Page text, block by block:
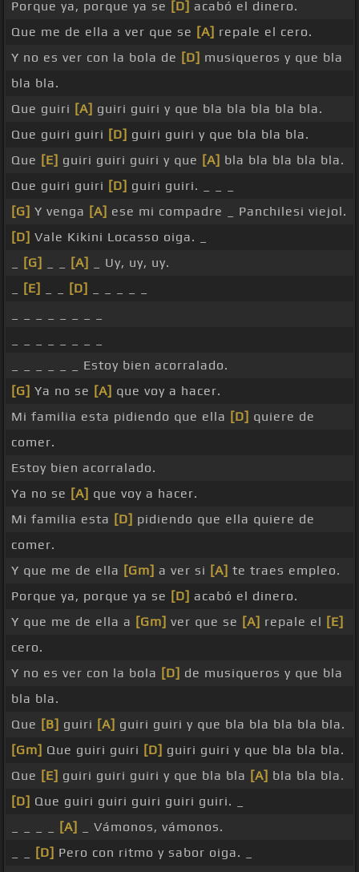
Porque ya, porque ya se [D] acabó el dinero.
Que me de ella a ver que se [A] repale el cero.
Y no es ver con la bola de [D] musiqueros y que bla
bla bla.
Que guiri [A] guiri guiri y que bla bla bla bla bla.
Que guiri guiri [D] guiri guiri y que bla bla bla.
Que [E] guiri guiri guiri y que [A] bla bla bla bla bla.
Que guiri guiri [D] guiri guiri. _ _ _
[G] Y venga [A] ese mi compadre _ Panchilesi viejol.
[D] Vale Kikini Locasso oiga. _
[G] [A]
_ Uy, uy, uy.
[E] [D]
_ _ _ _ _ _ Estoy bien acorralado.
[G] Ya no se [A] que voy a hacer.
Mi familia esta pidiendo que ella [D] quiere de
comer.
Estoy bien acorralado.
Ya no se [A] que voy a hacer.
Mi familia esta [D] pidiendo que ella quiere de
comer.
Y que me de ella [Gm] a ver si [A] te traes empleo.
Porque ya, porque ya se [D] acabó el dinero.
Y que me de ella a [Gm] ver que se [A] repale el [E]
cero.
Y no es ver con la bola [D] de musiqueros y que bla
bla bla.
Que [B] guiri [A] guiri guiri y que bla bla bla bla bla.
[Gm] Que guiri guiri [D] guiri guiri y que bla bla bla.
Que [E] guiri guiri guiri y que bla bla [A] bla bla bla.
[D] Que guiri guiri guiri guiri guiri. _
[A]
_ Vámonos, vámonos.
[D] Pero con ritmo y sabor oiga. _